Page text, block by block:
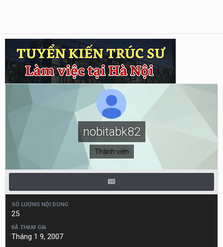
nobitabk82
Thành viên
SỐ LƯỢNG NỘI DUNG
25
ĐÃ THAM GIA
Tháng 1 9, 2007